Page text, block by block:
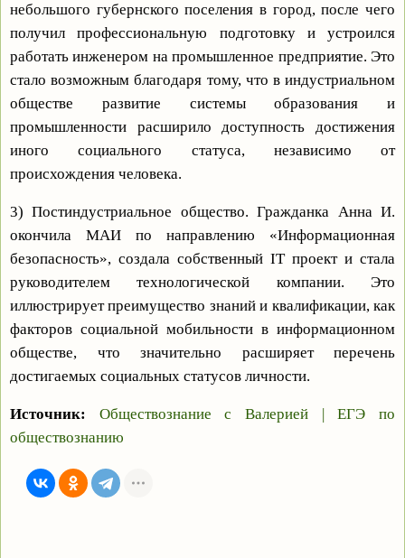
небольшого губернского поселения в город, после чего
получил профессиональную подготовку и устроился
работать инженером на промышленное предприятие. Это
стало возможным благодаря тому, что в индустриальном
обществе развитие системы образования и
промышленности расширило доступность достижения
иного социального статуса, независимо от
происхождения человека.
3) Постиндустриальное общество. Гражданка Анна И.
окончила МАИ по направлению «Информационная
безопасность», создала собственный IT проект и стала
руководителем технологической компании. Это
иллюстрирует преимущество знаний и квалификации, как
факторов социальной мобильности в информационном
обществе, что значительно расширяет перечень
достигаемых социальных статусов личности.
Источник:
Обществознание с Валерией | ЕГЭ по
обществознанию